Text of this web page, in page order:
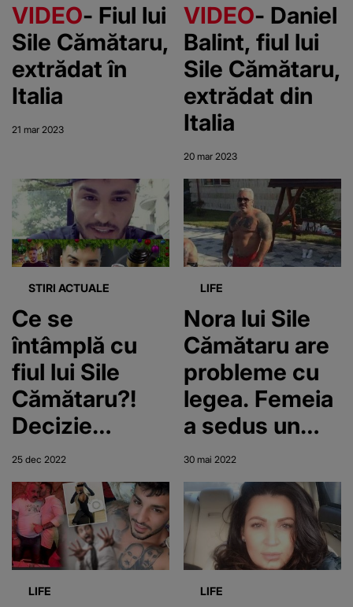
VIDEO- Fiul lui
Sile Cămătaru,
extrădat în
Italia
21 mar 2023
VIDEO- Daniel
Balint, fiul lui
Sile Cămătaru,
extrădat din
Italia
20 mar 2023
STIRI ACTUALE
Ce se
întâmplă cu
fiul lui Sile
Cămătaru?!
Decizie
definitivă în
procesul în
care este
implicat
25 dec 2022
LIFE
Nora lui Sile
Cămătaru are
probleme cu
legea. Femeia
a sedus un
bătrân și i-a
luat banii
30 mai 2022
LIFE LIFE